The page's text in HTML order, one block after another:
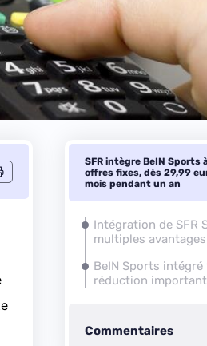
SFR intègre BeIN Sports
offres fixes, dès 29,99
mois pendant un an
Intégration de SFR
multiples avantages
BeIN Sports intégré
réduction
Commentaires